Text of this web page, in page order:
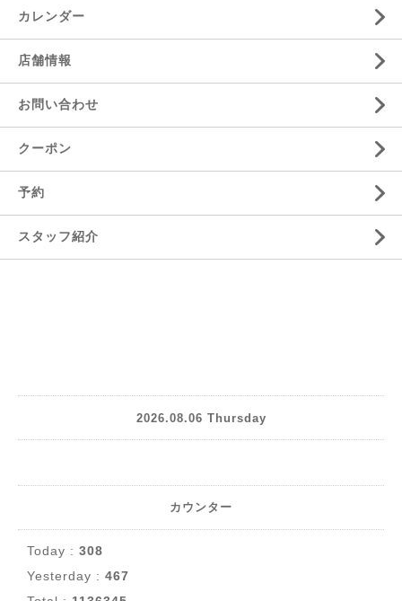
カレンダー
店舗情報
お問い合わせ
クーポン
予約
スタッフ紹介
2026.08.06 Thursday
カウンター
Today : 308
Yesterday : 467